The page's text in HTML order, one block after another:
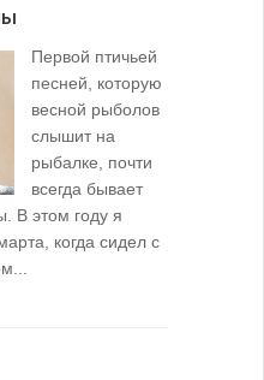
Первой птичьей
песней, которую
весной рыболов
слышит на
рыбалке, почти
всегда бывает
В этом году я
когда сидел с